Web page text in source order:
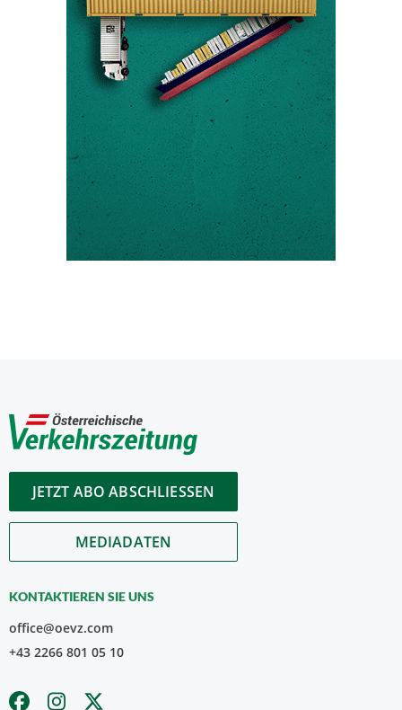
JETZT ABO ABSCHLIESSEN
MEDIADATEN
KONTAKTIEREN SIE UNS
office@oevz.com
+43 2266 801 05 10